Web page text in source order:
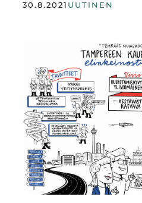
30.8.2021 UUTINEN